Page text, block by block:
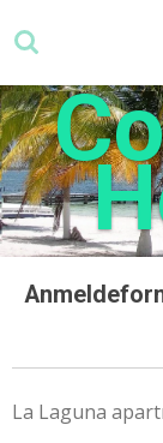
Hauptinhalt
springen
La Laguna